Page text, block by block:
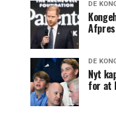
DE
DE
Nyt
for at